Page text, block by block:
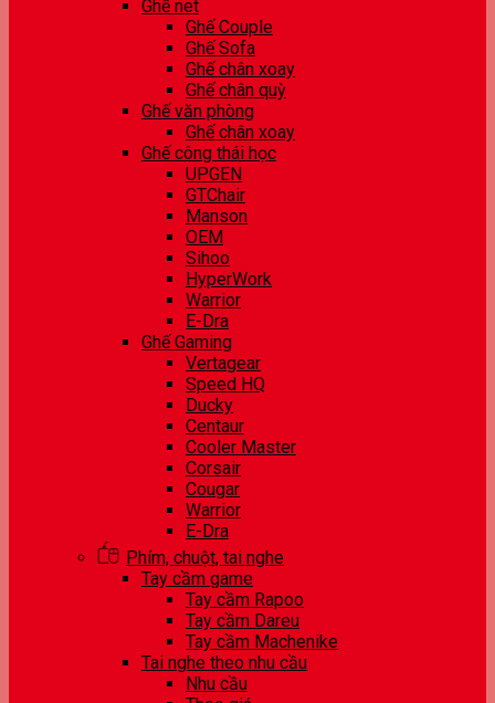
Ghế net
Ghế Couple
Ghế Sofa
Ghế chân xoay
Ghế chân quỳ
Ghế văn phòng
Ghế chân xoay
Ghế công thái học
UPGEN
GTChair
Manson
OEM
Sihoo
HyperWork
Warrior
E-Dra
Ghế Gaming
Vertagear
Speed HQ
Ducky
Centaur
Cooler Master
Corsair
Cougar
Warrior
E-Dra
Phím, chuột, tai nghe
Tay cầm game
Tay cầm Rapoo
Tay cầm Dareu
Tay cầm Machenike
Tai nghe theo nhu cầu
Nhu cầu